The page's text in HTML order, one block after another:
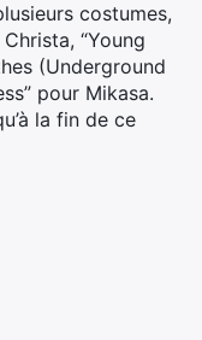
costumes,
“Young
(Underground
pour Mikasa.
la fin de ce